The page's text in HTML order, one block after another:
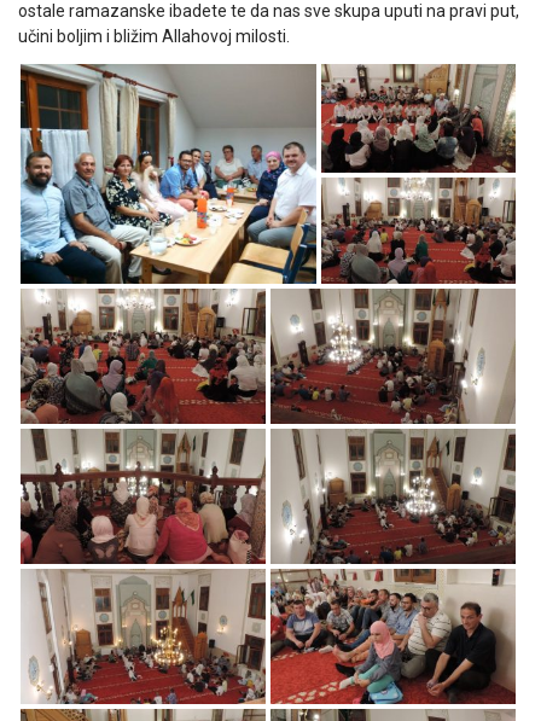
ostale ramazanske ibadete te da nas sve skupa uputi na pravi put,
učini boljim i bližim Allahovoj milosti.